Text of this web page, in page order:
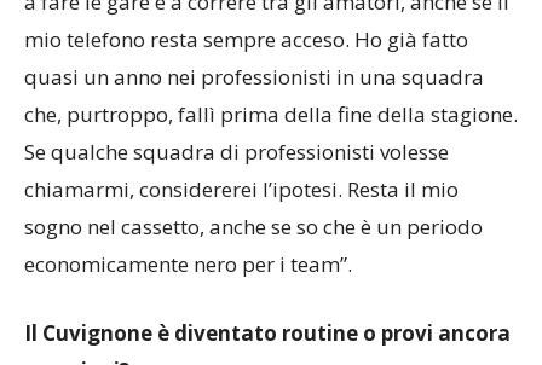
non mi imbarcherò più in una impresa di questo
tipo. Il mio obiettivo per l’anno prossimo è tornare
a fare le gare e a correre tra gli amatori, anche se il
mio telefono resta sempre acceso. Ho già fatto
quasi un anno nei professionisti in una squadra
che, purtroppo, fallì prima della fine della stagione.
Se qualche squadra di professionisti volesse
chiamarmi, considererei l’ipotesi. Resta il mio
economicamente nero per i team”.